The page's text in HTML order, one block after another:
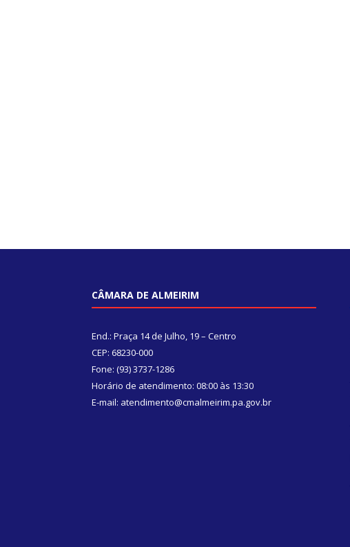
CÂMARA DE ALMEIRIM
End.: Praça 14 de Julho, 19 – Centro
CEP: 68230-000
Fone: (93) 3737-1286
Horário de atendimento: 08:00 às 13:30
E-mail: atendimento@cmalmeirim.pa.gov.br